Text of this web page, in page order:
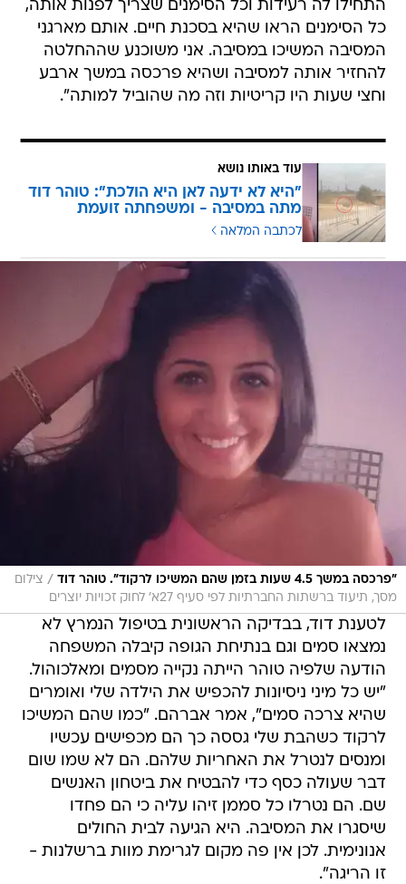
התחילו לה רעידות וכל הסימנים שצריך לפנות אותה,
כל הסימנים הראו שהיא בסכנת חיים. אותם מארגני
המסיבה המשיכו במסיבה. אני משוכנע שההחלטה
להחזיר אותה למסיבה ושהיא פרכסה במשך ארבע
וחצי שעות היו קריטיות וזה מה שהוביל למותה".
עוד באותו נושא
"היא לא ידעה לאן היא הולכת": טוהר דוד
מתה במסיבה - ומשפחתה זועמת
לכתבה המלאה
"פרכסה במשך 4.5 שעות בזמן שהם המשיכו לרקוד". טוהר דוד / צילום
מסך, תיעוד ברשתות החברתיות לפי סעיף 27א' לחוק זכויות יוצרים
לטענת דוד, בבדיקה הראשונית בטיפול הנמרץ לא
נמצאו סמים וגם בנתיחת הגופה קיבלה המשפחה
הודעה שלפיה טוהר הייתה נקייה מסמים ומאלכוהול.
"יש כל מיני ניסיונות להכפיש את הילדה שלי ואומרים
שהיא צרכה סמים", אמר אברהם. "כמו שהם המשיכו
לרקוד כשהבת שלי גססה כך הם מכפישים עכשיו
ומנסים לנטרל את האחריות שלהם. הם לא שמו שום
דבר שעולה כסף כדי להבטיח את ביטחון האנשים
שם. הם נטרלו כל סממן זיהו עליה כי הם פחדו
שיסגרו את המסיבה. היא הגיעה לבית החולים
אנונימית. לכן אין פה מקום לגרימת מוות ברשלנות -
זו הריגה".